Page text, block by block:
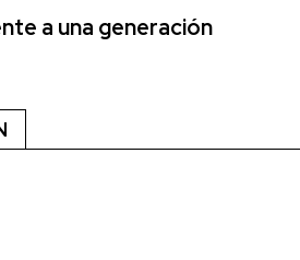
a una generación